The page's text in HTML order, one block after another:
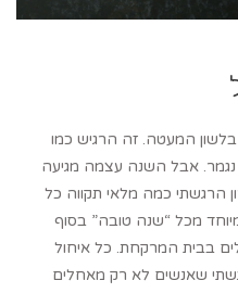
בלשון המעטה. זה הרגיש כמו
נגמר. אבל השנה עצמה מגיעה
הרגשתי כמה מלאי תקווה כל
מכל “שנה טובה” בסוף
בבית המרקחת. כל איחול
שאנשים לא רק מאחלים